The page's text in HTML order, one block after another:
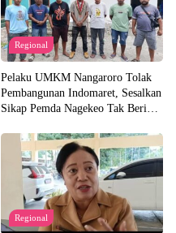
Regional
Pelaku UMKM Nangaroro Tolak
Pembangunan Indomaret, Sesalkan
Sikap Pemda Nagekeo Tak Beri
Regional